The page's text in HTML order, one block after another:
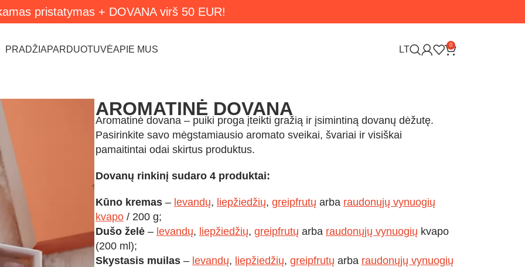
pristatymas + DOVANA virš 50 EUR!
PRADŽIAPARDUOTUVĖAPIE MUS LT 0
AROMATINĖ DOVANA
Aromatinė dovana – puiki proga įteikti gražią ir įsimintiną dovanų dėžutę.
Pasirinkite savo mėgstamiausio aromato sveikai, švariai ir visiškai
pamaitintai odai skirtus produktus.
Dovanų rinkinį sudaro 4 produktai:
Kūno kremas – levandų, liepžiedžių, greipfrutų arba raudonųjų vynuogių
kvapo / 200 g;
Dušo želė – levandų, liepžiedžių, greipfrutų arba raudonųjų vynuogių kvapo
(200 ml);
Skystasis muilas – levandų, liepžiedžių, greipfrutų arba raudonųjų vynuogių